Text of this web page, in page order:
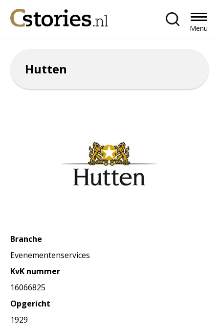
Menu
Hutten
Branche
Evenementenservices
KvK nummer
16066825
Opgericht
1929